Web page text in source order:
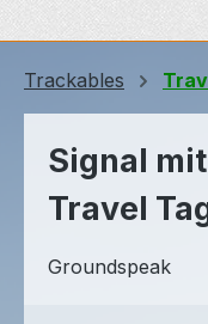
Trackables
Signal
Travel
Groundspeak